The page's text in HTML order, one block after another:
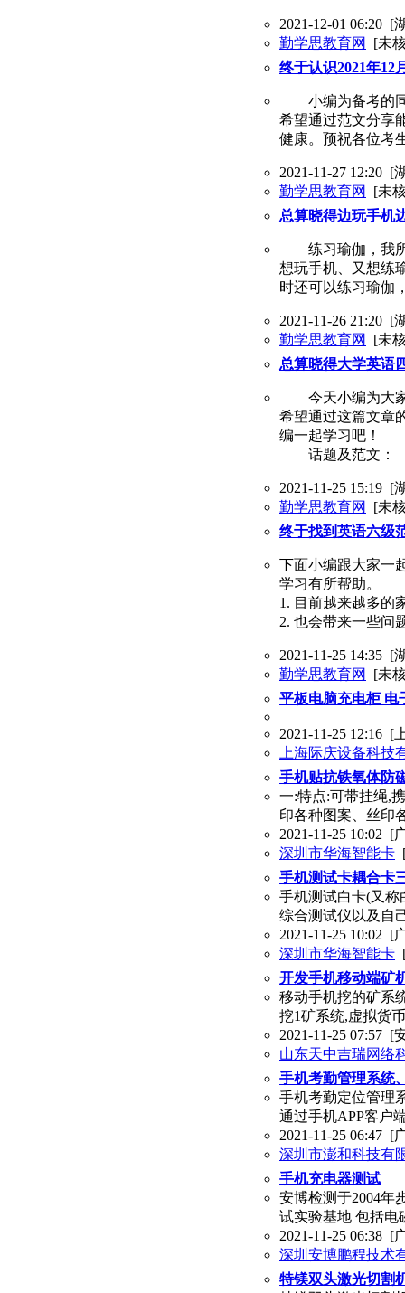
2021-12-01 06:20 [
勤学思教育网
[未
终于认识2021年12
小编为备考的同
希望通过范文分享
健康。预祝各位考
2021-11-27 12:20 [
勤学思教育网
[未
总算晓得边玩手机
练习瑜伽，我所
想玩手机、又想练
时还可以练习瑜伽
2021-11-26 21:20 [
勤学思教育网
[未
总算晓得大学英语
今天小编为大家
希望通过这篇文章
编一起学习吧！
话题及范文：
2021-11-25 15:19 [
勤学思教育网
[未
终于找到英语六级
下面小编跟大家一
学习有所帮助。
1. 目前越来越多
2. 也会带来一些问
2021-11-25 14:35 [
勤学思教育网
[未
平板电脑充电柜 电
2021-11-25 12:16 [
上海际庆设备科技
手机贴抗铁氧体防
一:特点:可带挂绳,
印各种图案、丝印
2021-11-25 10:02 [
深圳市华海智能卡
手机测试卡耦合卡
手机测试白卡(又称
综合测试仪以及自
2021-11-25 10:02 [
深圳市华海智能卡
开发手机移动端矿
移动手机挖的矿系
挖1矿系统,虚拟货
2021-11-25 07:57 [
山东天中吉瑞网络
手机考勤管理系统
手机考勤定位管理
通过手机APP客户
2021-11-25 06:47 [
深圳市澎和科技有
手机充电器测试
安博检测于2004年
试实验基地 包括电
2021-11-25 06:38 [
深圳安博鹏程技术
特镁双头激光切割